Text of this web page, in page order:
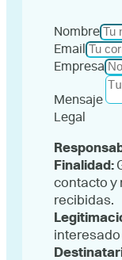
Nombre
Email
Empresa
Mensaje
Legal
Finalidad:
contacto y
recibidas.
interesado